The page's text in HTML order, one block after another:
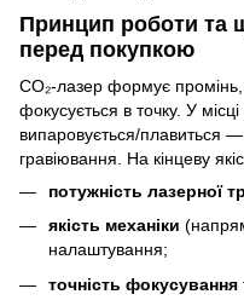
Принцип роботи та
перед покупкою
CO₂-лазер формує промінь,
фокусується в точку. У
випаровується/плавиться
гравіювання. На кінцеву
потужність лазерної
якість механіки
налаштування;
точність фокусування